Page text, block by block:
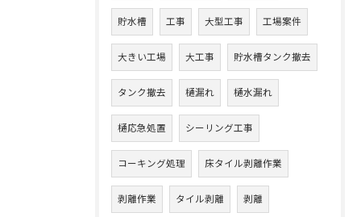
貯水槽 工事 大型工事 工場案件
大きい工場 大工事 貯水槽タンク撤去
タンク撤去 樋漏れ 樋水漏れ
樋応急処置 シーリング工事
コーキング処理 床タイル剥離作業
剥離作業 タイル剥離 剥離